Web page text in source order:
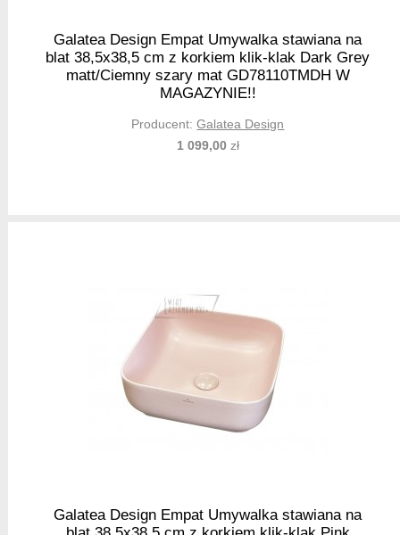
Galatea Design Empat Umywalka stawiana na
blat 38,5x38,5 cm z korkiem klik-klak Dark Grey
matt/Ciemny szary mat GD78110TMDH W
MAGAZYNIE!!
Producent:Galatea Design
1 099,00zł
Galatea Design Empat Umywalka stawiana na